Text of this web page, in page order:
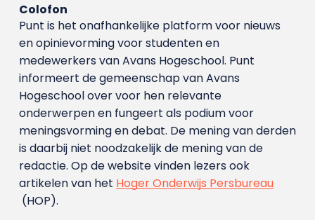
Colofon
Punt is het onafhankelijke platform voor nieuws
en opinievorming voor studenten en
medewerkers van Avans Hoge­school. Punt
informeert de gemeenschap van Avans
Hogeschool over voor hen relevante
onderwerpen en fungeert als podium voor
meningsvorming en debat. De mening van derden
is daarbij niet noodzakelijk de mening van de
redactie. Op de website vinden lezers ook
artikelen van het Hoger Onderwijs Persbureau
(HOP).